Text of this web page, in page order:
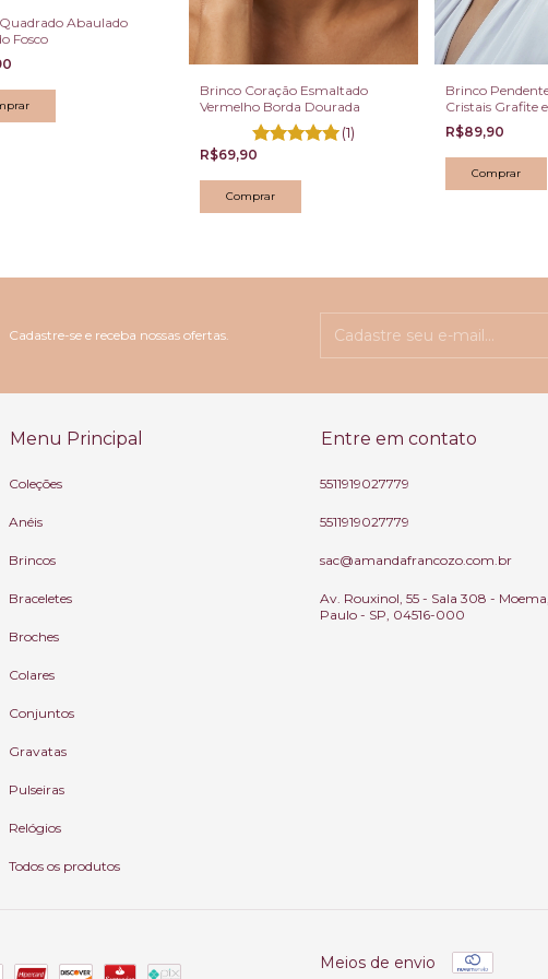
Abaulado
Fosco
Brinco Coração Esmaltado
Vermelho Borda Dourada
(1)
R$69,90
Brinco
Cristais Grafite
Velho
R$89,90
Cadastre-se e receba nossas ofertas.
Menu Principal
Coleções
Anéis
Brincos
Braceletes
Broches
Colares
Conjuntos
Gravatas
Pulseiras
Relógios
Todos os produtos
Entre em contato
5511919027779
5511919027779
sac@amandafrancozo.com.br
Av. Rouxinol, 55 - Sala 308 -
Paulo - SP, 04516-000
Meios de envio